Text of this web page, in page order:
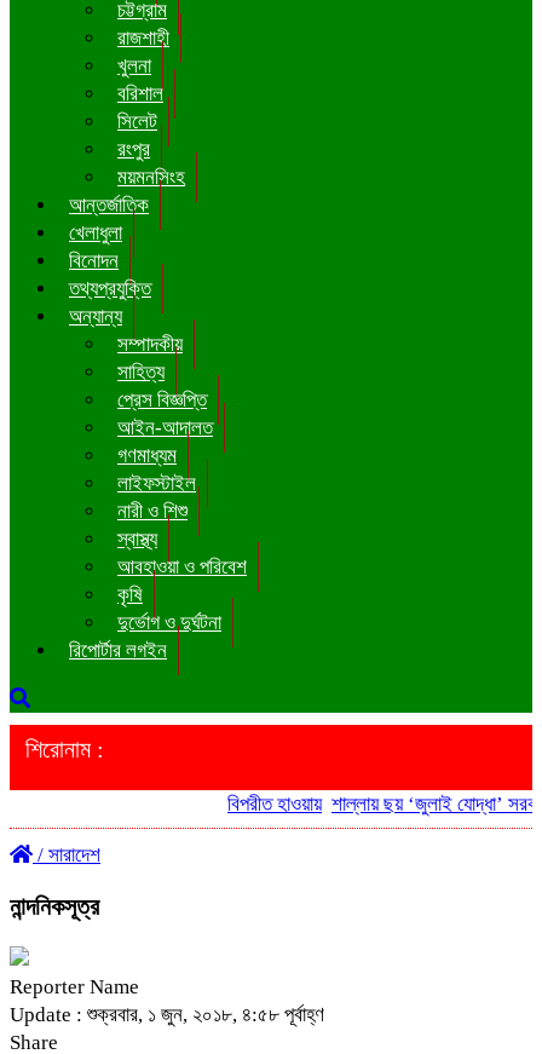
চট্টগ্রাম
রাজশাহী
খুলনা
বরিশাল
সিলেট
রংপুর
ময়মনসিংহ
আন্তর্জাতিক
খেলাধুলা
বিনোদন
তথ্যপ্রযুক্তি
অন্যান্য
সম্পাদকীয়
সাহিত্য
প্রেস বিজ্ঞপ্তি
আইন-আদালত
গণমাধ্যম
লাইফস্টাইল
নারী ও শিশু
স্বাস্থ্য
আবহাওয়া ও পরিবেশ
কৃষি
দুর্ভোগ ও দুর্ঘটনা
রিপোর্টার লগইন
শিরোনাম :
বিপরীত হাওয়ায় শাল্লায় ছয় ‘জুলাই যোদ্ধা’
/ সারাদেশ
নান্দনিকসূত্র
Reporter Name
Update : শুক্রবার, ১ জুন, ২০১৮, ৪:৫৮ পূর্বাহ্ণ
Share